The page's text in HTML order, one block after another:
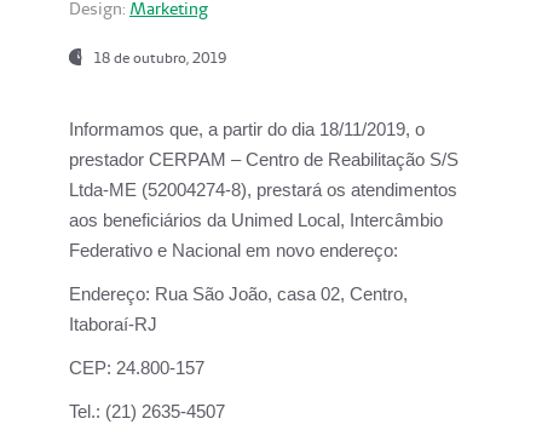
Design: Marketing
18 de outubro, 2019
Informamos que, a partir do dia 18/11/2019, o
prestador CERPAM – Centro de Reabilitação S/S
Ltda-ME (52004274-8), prestará os atendimentos
aos beneficiários da Unimed Local, Intercâmbio
Federativo e Nacional em novo endereço:
Endereço: Rua São João, casa 02, Centro,
Itaboraí-RJ
CEP: 24.800-157
Tel.: (21) 2635-4507